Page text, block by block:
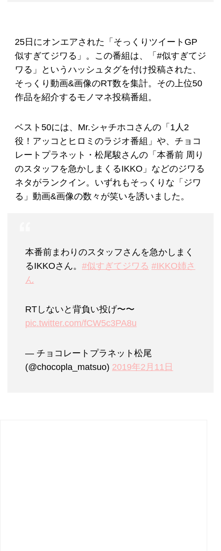
25日にオンエアされた「そっくりツイートGP
似すぎてジワる」。この番組は、「#似すぎてジ
ワる」というハッシュタグを付け投稿された、
そっくり動画&画像のRT数を集計。その上位50
作品を紹介するモノマネ投稿番組。
ベスト50には、Mr.シャチホコさんの「1人2
役！アッコとヒロミのラジオ番組」や、チョコ
レートプラネット・松尾駿さんの「本番前 周り
のスタッフを急かしまくるIKKO」などのジワる
ネタがランクイン。いずれもそっくりな「ジワ
る」動画&画像の数々が笑いを誘いました。
本番前まわりのスタッフさんを急かしまく
るIKKOさん。 #似すぎてジワる #IKKO姉さ
ん
RTしないと背負い投げ〜〜
pic.twitter.com/fCW5c3PA8u
— チョコレートプラネット松尾
(@chocopla_matsuo) 2019年2月11日